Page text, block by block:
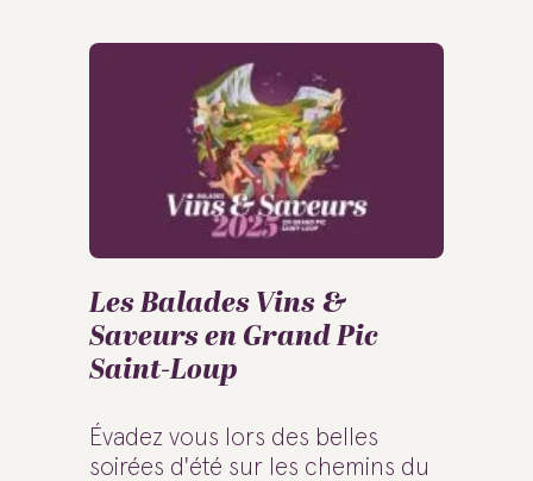
Les Balades Vins &
Saveurs en Grand Pic
Saint-Loup
Évadez vous lors des belles
soirées d'été sur les chemins du